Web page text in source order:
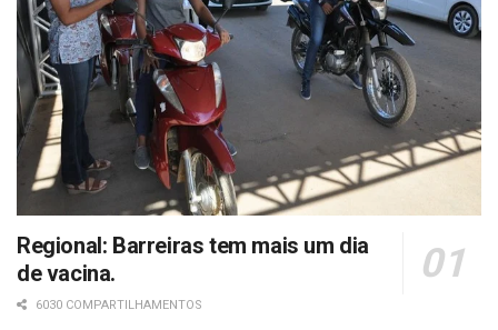
Regional: Barreiras tem mais um dia
de vacina.
6030 COMPARTILHAMENTOS